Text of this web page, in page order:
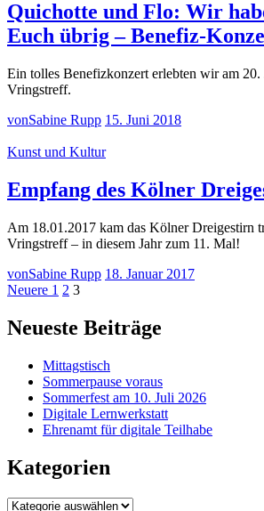
Quichotte und Flo: Wir
Euch übrig – Benefiz-
Ein tolles Benefizkonzert erlebten wir am
Vringstreff.
vonSabine Rupp 15. Juni 2018
Kunst und Kultur
Empfang des Kölner
Am 18.01.2017 kam das Kölner Dreigestirn
Vringstreff – in diesem Jahr zum 11. Mal!
vonSabine Rupp 18. Januar 2017
Seitennummerierung
der
Beiträge
Neuere Neuere
Seite
1 Seite
2 Seite
3
Neueste Beiträge
Mittagstisch
Sommerpause voraus
Sommerfest am 10. Juli 2026
Digitale Lernwerkstatt
Ehrenamt für digitale Teilhabe
Kategorien
Kategorien